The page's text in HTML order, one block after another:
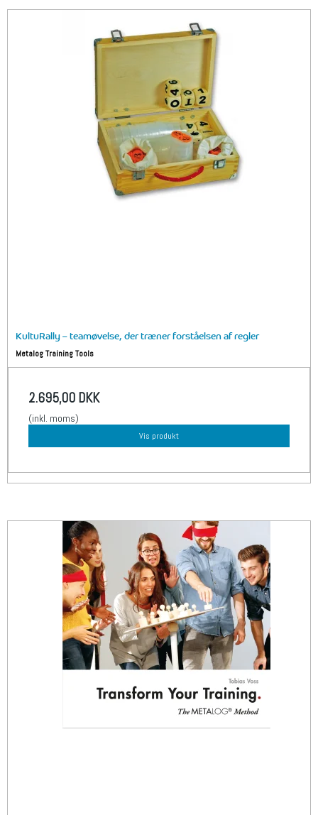
KultuRally – teamøvelse, der træner forståelsen af regler
Metalog Training Tools
2.695,00 DKK
(inkl. moms)
Vis produkt